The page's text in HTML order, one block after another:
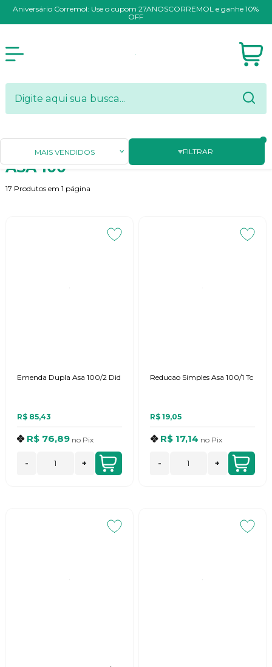
Aniversário Corremol: Use o cupom 27ANOSCORREMOL e ganhe 10%
OFF
Página Inicial CORRENTES DE TRANSMISSÃO E PARTES ASA 100
ASA 100
17 Produtos em 1 página
FILTRAR
MAIS VENDIDOS
Emenda Dupla Asa 100/2 Did
R$ 85,43
R$ 76,89 no Pix
- +
Reducao Simples Asa 100/1 Tc
R$ 19,05
R$ 17,14 no Pix
- +